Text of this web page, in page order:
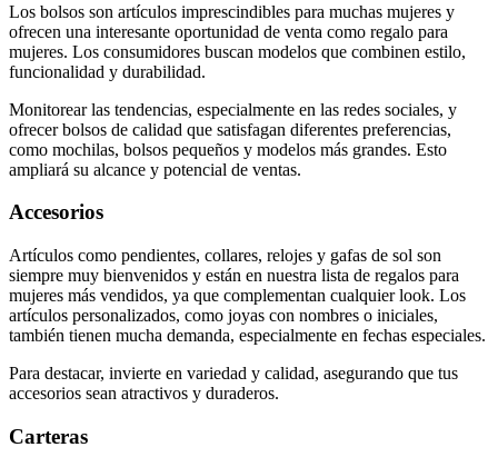
Los bolsos son artículos imprescindibles para muchas mujeres y
ofrecen una interesante oportunidad de venta como regalo para
mujeres. Los consumidores buscan modelos que combinen estilo,
funcionalidad y durabilidad.
Monitorear las tendencias, especialmente en las redes sociales, y
ofrecer bolsos de calidad que satisfagan diferentes preferencias,
como mochilas, bolsos pequeños y modelos más grandes. Esto
ampliará su alcance y potencial de ventas.
Accesorios
Artículos como pendientes, collares, relojes y gafas de sol son
siempre muy bienvenidos y están en nuestra lista de regalos para
mujeres más vendidos, ya que complementan cualquier look. Los
artículos personalizados, como joyas con nombres o iniciales,
también tienen mucha demanda, especialmente en fechas especiales.
Para destacar, invierte en variedad y calidad, asegurando que tus
accesorios sean atractivos y duraderos.
Carteras